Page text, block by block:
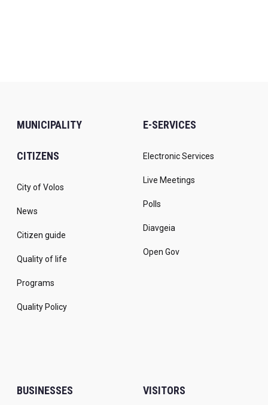
MUNICIPALITY
CITIZENS
City of Volos
News
Citizen guide
Quality of life
Programs
Quality Policy
E-SERVICES
Electronic Services
Live Meetings
Polls
Diavgeia
Open Gov
BUSINESSES VISITORS